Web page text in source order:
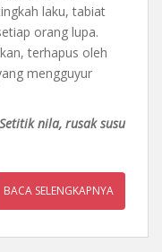
laku, tabiat
orang lupa.
terhapus oleh
mengguyur
Setitik nila, rusak susu
BACA SELENGKAPNYA